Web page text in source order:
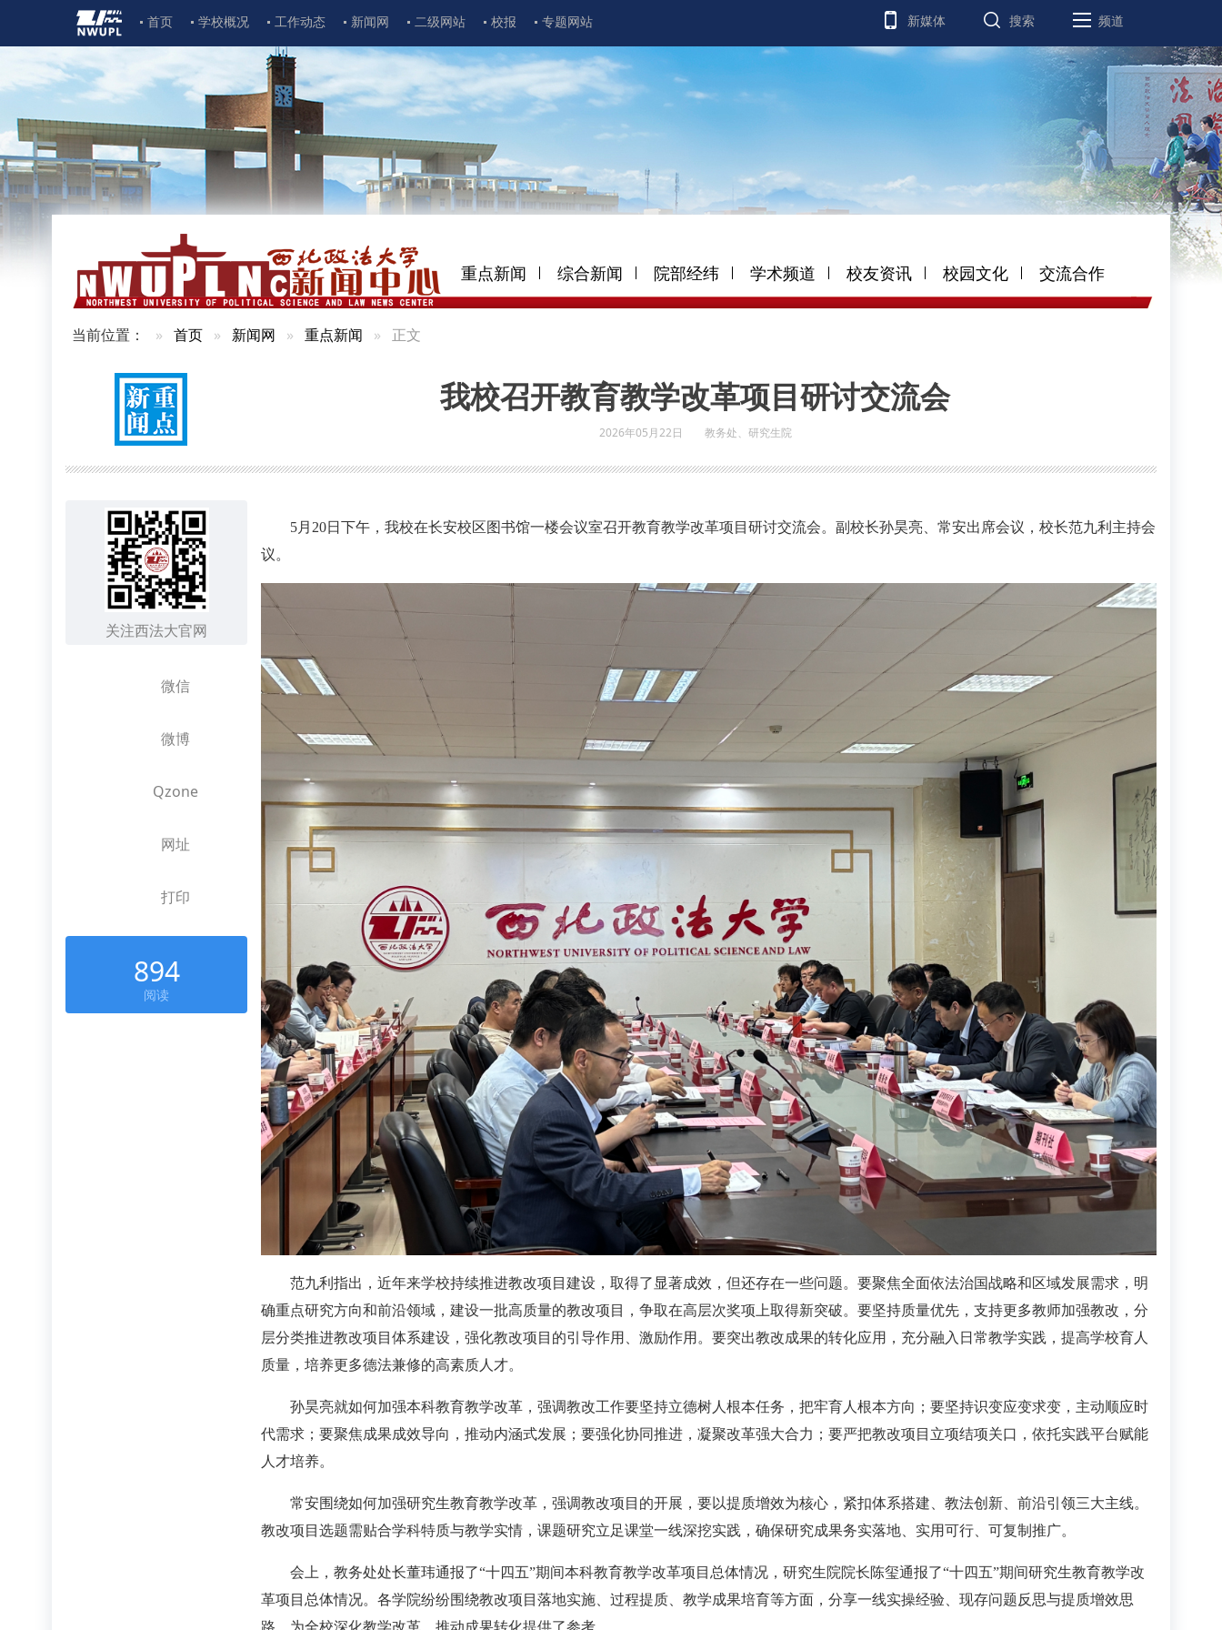
首页 学校概况 工作动态 新闻网 二级网站 校报 专题网站 新媒体 搜索 频道
重点新闻 综合新闻 院部经纬 学术频道 校友资讯 校园文化 交流合作
当前位置： 首页 新闻网 重点新闻 正文
我校召开教育教学改革项目研讨交流会
2026年05月22日 教务处、研究生院
关注西法大官网
微信
微博
Qzone
网址
打印
894
阅读
5月20日下午，我校在长安校区图书馆一楼会议室召开教育教学改革项目研讨交流会。副校长孙昊亮、常安出席会议，校长范九利主持会
议。
范九利指出，近年来学校持续推进教改项目建设，取得了显著成效，但还存在一些问题。要聚焦全面依法治国战略和区域发展需求，明
确重点研究方向和前沿领域，建设一批高质量的教改项目，争取在高层次奖项上取得新突破。要坚持质量优先，支持更多教师加强教改，分
层分类推进教改项目体系建设，强化教改项目的引导作用、激励作用。要突出教改成果的转化应用，充分融入日常教学实践，提高学校育人
质量，培养更多德法兼修的高素质人才。
孙昊亮就如何加强本科教育教学改革，强调教改工作要坚持立德树人根本任务，把牢育人根本方向；要坚持识变应变求变，主动顺应时
代需求；要聚焦成果成效导向，推动内涵式发展；要强化协同推进，凝聚改革强大合力；要严把教改项目立项结项关口，依托实践平台赋能
人才培养。
常安围绕如何加强研究生教育教学改革，强调教改项目的开展，要以提质增效为核心，紧扣体系搭建、教法创新、前沿引领三大主线。
教改项目选题需贴合学科特质与教学实情，课题研究立足课堂一线深挖实践，确保研究成果务实落地、实用可行、可复制推广。
会上，教务处处长董玮通报了“十四五”期间本科教育教学改革项目总体情况，研究生院院长陈玺通报了“十四五”期间研究生教育教学改
革项目总体情况。各学院纷纷围绕教改项目落地实施、过程提质、教学成果培育等方面，分享一线实操经验、现存问题反思与提质增效思
路，为全校深化教学改革、推动成果转化提供了参考。